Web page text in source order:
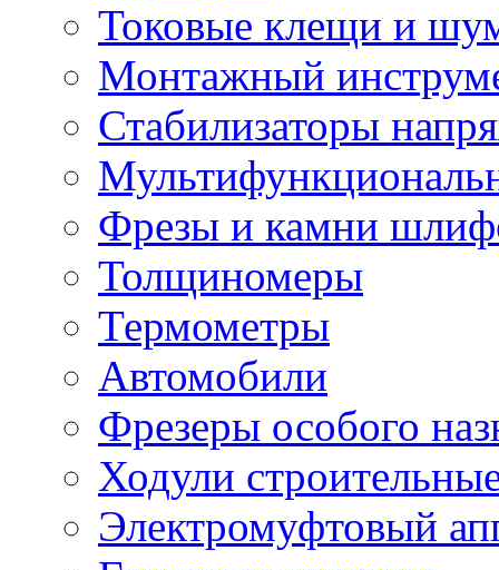
Токовые клещи и
Монтажный
Стабилизаторы
Фрезы и камни
Толщиномеры
Термометры
Автомобили
Фрезеры особого
Ходули
Электромуфтовый